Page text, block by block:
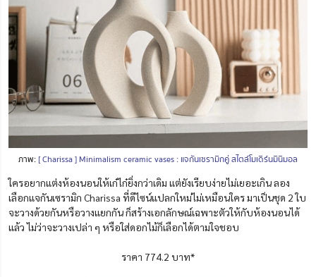
ภาพ: [ Charissa ] Minimalism ceramic vases : แจกันเซรามิกคู่ สไตล์โมเดิร์นมินิมอล
ใครอยากแต่งห้องนอนให้เก๋ไก๋ยิ่งกว่าเดิม แต่ยังเรียบง่ายไม่เยอะเกิน ลอง
เลือกแจกันเซรามิก Charissa ที่ดีไซน์แปลกใหม่ไม่เหมือนใคร มาเป็นชุด 2 ใบ
จะวางด้วยกันหรือวางแยกกัน ก็สร้างเอกลักษณ์เฉพาะตัวให้กับห้องนอนได้
แล้ว ไม่ว่าจะวางเปล่า ๆ หรือใส่ดอกไม้ก็เลือกได้ตามใจชอบ
ราคา 774.2 บาท*